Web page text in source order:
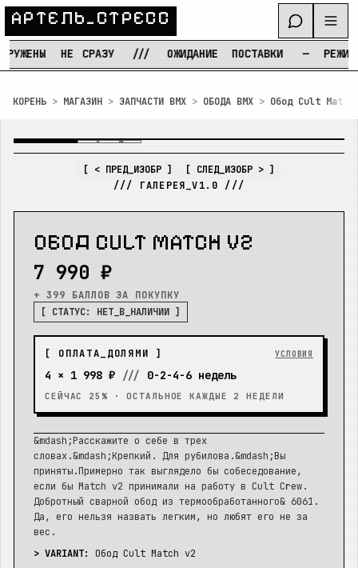
АРТЕЛЬ_СТРЕСС
НЕ СРАЗУ /// ОЖИДАНИЕ ПОСТАВКИ РЕЖИМ
КОРЕНЬ > МАГАЗИН > ЗАПЧАСТИ BMX > ОБОДА BMX > Обод Cult Match
[ УВЕЛИЧЕНИЕ: ВКЛ ]
[ < ПРЕД_ИЗОБР ]
/// ГАЛЕРЕЯ_V1.0 ///
[ СЛЕД_ИЗОБР > ]
OБOД CULT MATCH V2
7 990 ₽
+ 399 БАЛЛОВ ЗА ПОКУПКУ
[ СТАТУС: НЕТ_В_НАЛИЧИИ ]
[ ОПЛАТА_ДОЛЯМИ ] УСЛОВИЯ
4 × 1 998 ₽ /// 0-2-4-6 недель
СЕЙЧАС 25% · ОСТАЛЬНОЕ КАЖДЫЕ 2 НЕДЕЛИ
&mdash;Расскажите о себе в трех
словах.&mdash;Крепкий. Для рубилова.&mdash;Вы
приняты.Примерно так выглядело бы собеседование,
если бы Match v2 принимали на работу в Cult Crew.
Добротный сварной обод из термообработанного& 6061.
Да, его нельзя назвать легким, но любят его не за
вес.
> VARIANT:
Обод Cult Match v2